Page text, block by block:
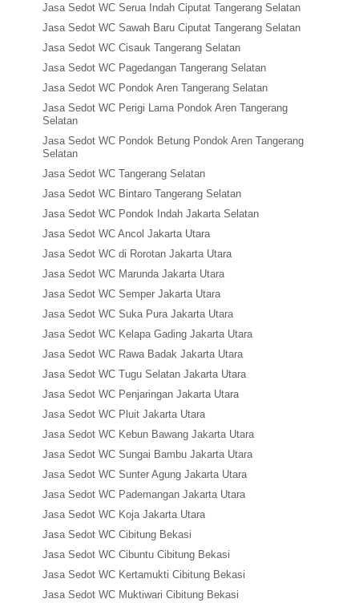
Jasa Sedot WC Serua Indah Ciputat Tangerang Selatan
Jasa Sedot WC Sawah Baru Ciputat Tangerang Selatan
Jasa Sedot WC Cisauk Tangerang Selatan
Jasa Sedot WC Pagedangan Tangerang Selatan
Jasa Sedot WC Pondok Aren Tangerang Selatan
Jasa Sedot WC Perigi Lama Pondok Aren Tangerang
Selatan
Jasa Sedot WC Pondok Betung Pondok Aren Tangerang
Selatan
Jasa Sedot WC Tangerang Selatan
Jasa Sedot WC Bintaro Tangerang Selatan
Jasa Sedot WC Pondok Indah Jakarta Selatan
Jasa Sedot WC Ancol Jakarta Utara
Jasa Sedot WC di Rorotan Jakarta Utara
Jasa Sedot WC Marunda Jakarta Utara
Jasa Sedot WC Semper Jakarta Utara
Jasa Sedot WC Suka Pura Jakarta Utara
Jasa Sedot WC Kelapa Gading Jakarta Utara
Jasa Sedot WC Rawa Badak Jakarta Utara
Jasa Sedot WC Tugu Selatan Jakarta Utara
Jasa Sedot WC Penjaringan Jakarta Utara
Jasa Sedot WC Pluit Jakarta Utara
Jasa Sedot WC Kebun Bawang Jakarta Utara
Jasa Sedot WC Sungai Bambu Jakarta Utara
Jasa Sedot WC Sunter Agung Jakarta Utara
Jasa Sedot WC Pademangan Jakarta Utara
Jasa Sedot WC Koja Jakarta Utara
Jasa Sedot WC Cibitung Bekasi
Jasa Sedot WC Cibuntu Cibitung Bekasi
Jasa Sedot WC Kertamukti Cibitung Bekasi
Jasa Sedot WC Muktiwari Cibitung Bekasi